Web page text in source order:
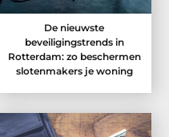
De nieuwste
beveiligingstrends in
Rotterdam: zo beschermen
slotenmakers je woning